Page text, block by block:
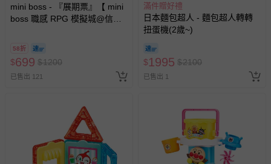
mini boss - 『展期票』【 mini
boss 職感 RPG 模擬城@信義
期作廢) (兒童票(2歲以上)贈一
名陪伴成人)
58折
$699 $1200
已售出 121
滿件贈好禮
日本麵包超人 - 麵包超人轉轉
扭蛋機(2歲~)
$1995 $2100
已售出 1